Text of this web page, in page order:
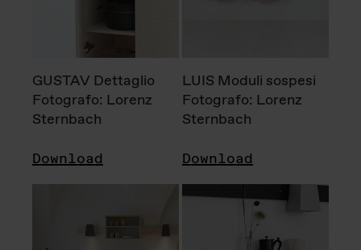
GUSTAV Dettaglio
Fotografo: Lorenz
Sternbach
Download
LUIS Moduli sospesi
Fotografo: Lorenz
Sternbach
Download